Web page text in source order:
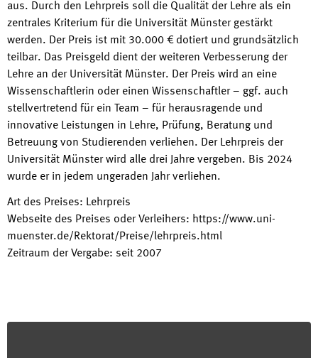
aus. Durch den Lehrpreis soll die Qualität der Lehre als ein
zentrales Kriterium für die Universität Münster gestärkt
werden. Der Preis ist mit 30.000 € dotiert und grundsätzlich
teilbar. Das Preisgeld dient der weiteren Verbesserung der
Lehre an der Universität Münster. Der Preis wird an eine
Wissenschaftlerin oder einen Wissenschaftler – ggf. auch
stellvertretend für ein Team – für herausragende und
innovative Leistungen in Lehre, Prüfung, Beratung und
Betreuung von Studierenden verliehen. Der Lehrpreis der
Universität Münster wird alle drei Jahre vergeben. Bis 2024
wurde er in jedem ungeraden Jahr verliehen.
Art des Preises: Lehrpreis
Webseite des Preises oder Verleihers: https://www.uni-
muenster.de/Rektorat/Preise/lehrpreis.html
Zeitraum der Vergabe: seit 2007